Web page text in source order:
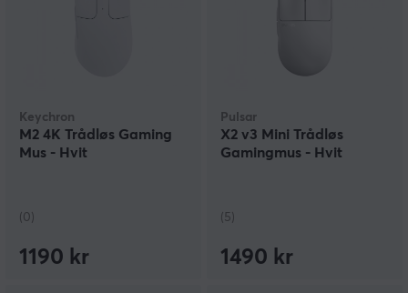
Keychron
M2 4K Trådløs Gaming
Mus - Hvit
(0)
1190 kr
Pulsar
X2 v3 Mini Trådløs
Gamingmus - Hvit
(5)
1490 kr